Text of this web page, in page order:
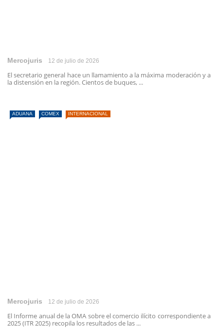
Mercojuris 12 de julio de 2026
El secretario general hace un llamamiento a la máxima moderación y a
la distensión en la región. Cientos de buques, ...
ADUANA COMEX INTERNACIONAL
Mercojuris 12 de julio de 2026
El Informe anual de la OMA sobre el comercio ilícito correspondiente a
2025 (ITR 2025) recopila los resultados de las ...